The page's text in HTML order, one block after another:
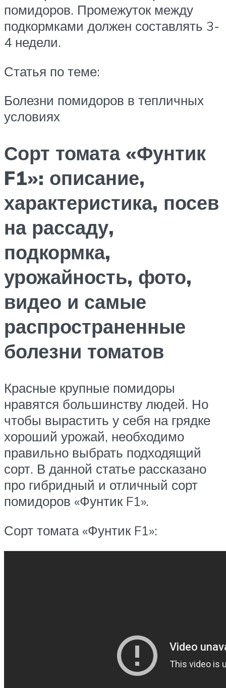
помидоров. Промежуток между
подкормками должен составлять 3-
4 недели.
Статья по теме:
Болезни помидоров в тепличных
условиях
Сорт томата «Фунтик
F1»: описание,
характеристика, посев
на рассаду,
подкормка,
урожайность, фото,
видео и самые
распространенные
болезни томатов
Красные крупные помидоры
нравятся большинству людей. Но
чтобы вырастить у себя на грядке
хороший урожай, необходимо
правильно выбрать подходящий
сорт. В данной статье рассказано
про гибридный и отличный сорт
помидоров «Фунтик F1».
Сорт томата «Фунтик F1»: